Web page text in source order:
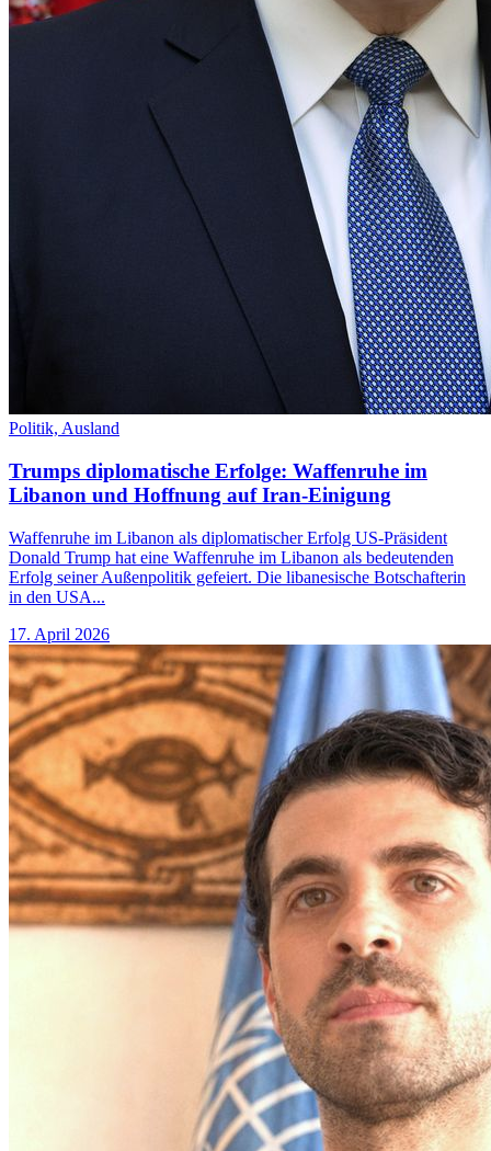
Politik, Ausland
Trumps diplomatische Erfolge: Waffenruhe im
Libanon und Hoffnung auf Iran-Einigung
Waffenruhe im Libanon als diplomatischer Erfolg US-Präsident
Donald Trump hat eine Waffenruhe im Libanon als bedeutenden
Erfolg seiner Außenpolitik gefeiert. Die libanesische Botschafterin
in den USA...
17. April 2026